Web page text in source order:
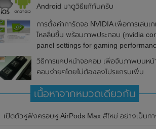
Android มาดูวิธีแก้กันครับ
การตั้งค่าการ์ดจอ NVIDIA เพื่อการเล่นเ
ไหลลื่นขึ้น พร้อมภาพประกอบ (nvidia
panel settings for gaming
วิธีการแคปหน้าจอคอม เพื่อจับภาพบนหน้
คอมง่ายๆโดยไม่ต้องลงโปรแกรมเพิ่ม
เนื้อหาจากหมวดเดียวกัน
เปิดตัวหูฟังครอบหู AirPods Max สีใหม่ อย่างเป็นทางการ